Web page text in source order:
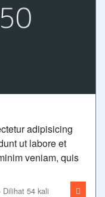
adipisicing
ut labore et
veniam, quis
54 kali